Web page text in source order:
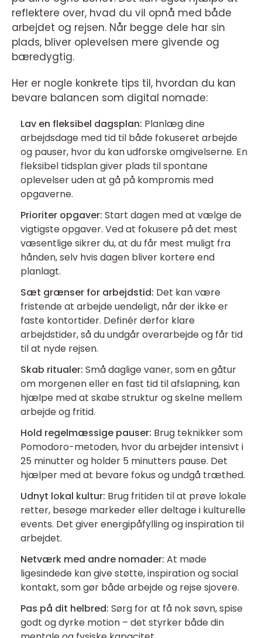
reflektere over, hvad du vil opnå med både
arbejdet og rejsen. Når begge dele har sin
plads, bliver oplevelsen mere givende og
bæredygtig.
Her er nogle konkrete tips til, hvordan du kan
bevare balancen som digital nomade:
Lav en fleksibel dagsplan: Planlæg dine
arbejdsdage med tid til både fokuseret arbejde
og pauser, hvor du kan udforske omgivelserne. En
fleksibel tidsplan giver plads til spontane
oplevelser uden at gå på kompromis med
opgaverne.
Prioriter opgaver: Start dagen med at vælge de
vigtigste opgaver. Ved at fokusere på det mest
væsentlige sikrer du, at du får mest muligt fra
hånden, selv hvis dagen bliver kortere end
planlagt.
Sæt grænser for arbejdstid: Det kan være
fristende at arbejde uendeligt, når der ikke er
faste kontortider. Definér derfor klare
arbejdstider, så du undgår overarbejde og får tid
til at nyde rejsen.
Skab ritualer: Små daglige vaner, som en gåtur
om morgenen eller en fast tid til afslapning, kan
hjælpe med at skabe struktur og skelne mellem
arbejde og fritid.
Hold regelmæssige pauser: Brug teknikker som
Pomodoro-metoden, hvor du arbejder intensivt i
25 minutter og holder 5 minutters pause. Det
hjælper med at bevare fokus og undgå træthed.
Udnyt lokal kultur: Brug fritiden til at prøve lokale
retter, besøge markeder eller deltage i kulturelle
events. Det giver energipåfylling og inspiration til
arbejdet.
Netværk med andre nomader: At møde
ligesindede kan give støtte, inspiration og social
kontakt, som gør både arbejde og rejse sjovere.
Pas på dit helbred: Sørg for at få nok søvn, spise
godt og dyrke motion – det styrker både din